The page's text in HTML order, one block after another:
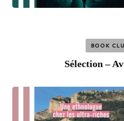
BOOK
Sélection –